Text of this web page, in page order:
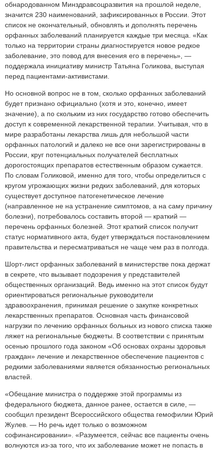
обнародованном Минздравсоцразвития на прошлой неделе,
значится 230 наименований, зафиксированных в России. Этот
список не окончательный, обновлять и дополнять перечень
орфанных заболеваний планируется каждые три месяца. «Как
только на территории страны диагностируется новое редкое
заболевание, это повод для внесения его в перечень», —
поддержала инициативу министр Татьяна Голикова, выступая
перед пациентами-активистами.
Но основной вопрос не в том, сколько орфанных заболеваний
будет признано официально (хотя и это, конечно, имеет
значение), а по скольким из них государство готово обеспечить
доступ к современной лекарственной терапии. Учитывая, что в
мире разработаны лекарства лишь для небольшой части
орфанных патологий и далеко не все они зарегистрированы в
России, круг потенциальных получателей бесплатных
дорогостоящих препаратов естественным образом сужается.
По словам Голиковой, именно для того, чтобы определиться с
кругом угрожающих жизни редких заболеваний, для которых
существует доступное патогенетическое лечение
(направленное не на устранение симптомов, а на саму причину
болезни), потребовалось составить второй — краткий —
перечень орфанных болезней. Этот краткий список получит
статус нормативного акта, будет утверждаться постановлением
правительства и пересматриваться не чаще чем раз в полгода.
Шорт-лист орфанных заболеваний в министерстве пока держат
в секрете, что вызывает подозрения у представителей
общественных организаций. Ведь именно на этот список будут
ориентироваться региональные руководители
здравоохранения, принимая решение о закупке конкретных
лекарственных препаратов. Основная часть финансовой
нагрузки по лечению орфанных больных из нового списка также
ляжет на региональные бюджеты. В соответствии с принятым
осенью прошлого года законом «Об основах охраны здоровья
граждан» лечение и лекарственное обеспечение пациентов с
редкими заболеваниями является обязанностью региональных
властей.
«Обещание министра о поддержке этой программы из
федерального бюджета, данное ранее, остается в силе, —
сообщил президент Всероссийского общества гемофилии Юрий
Жулев. — Но речь идет только о возможном
софинансировании». «Разумеется, сейчас все пациенты очень
волнуются из-за того, что их заболевание может не попасть в